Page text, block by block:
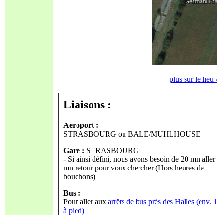
plus sur le lieu
Liaisons :
Aéroport :
STRASBOURG ou BALE/MUHLHOUSE
Gare : STRASBOURG
- Si ainsi défini, nous avons besoin de 20 mn aller
mn retour pour vous chercher (Hors heures de
bouchons)
Bus :
Pour aller aux arrêts de bus près des Halles (env.
à pied)